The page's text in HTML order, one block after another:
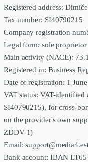
Registered address:
Tax number: SI40790215
Company registration
Legal form: sole proprietor
Main activity (NACE):
Registered in: Business
Date of registration: 1
VAT status: VAT-
SI40790215), for cross-
on the provider's own
ZDDV-1)
Email:
Bank account: IBAN